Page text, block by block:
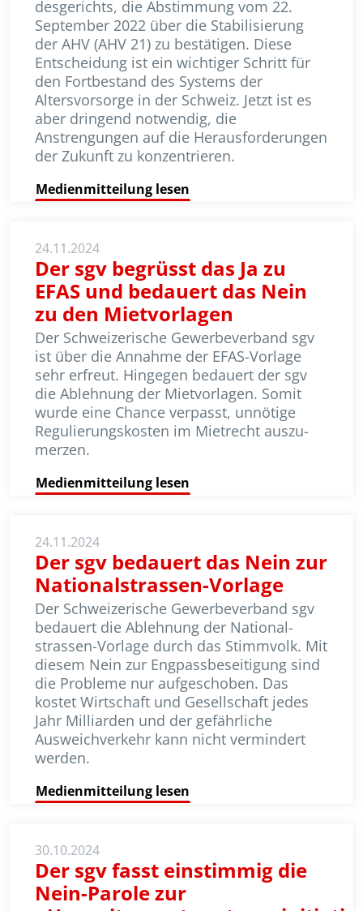
desgerichts, die Abstimmung vom 22.
September 2022 über die Stabi­li­sie­rung
der AHV (AHV 21) zu bestätigen. Diese
Entscheidung ist ein wichtiger Schritt für
den Fortbestand des Systems der
Altersvorsorge in der Schweiz. Jetzt ist es
aber dringend notwendig, die
Anstrengungen auf die Herausforderungen
der Zukunft zu konzentrieren.
Medienmitteilung lesen
24.11.2024
Der sgv begrüsst das Ja zu
EFAS und bedauert das Nein
zu den Mietvorlagen
Der Schweizerische Gewerbeverband sgv
ist über die Annahme der EFAS-Vorlage
sehr erfreut. Hingegen bedauert der sgv
die Ablehnung der Mietvorlagen. Somit
wurde eine Chance verpasst, unnötige
Regu­lie­rungskosten im Mietrecht aus­zu­
merzen.
Medienmitteilung lesen
24.11.2024
Der sgv bedauert das Nein zur
Nationalstrassen-Vorlage
Der Schweizerische Gewerbeverband sgv
bedauert die Ablehnung der Natio­nal­
strassen-Vorlage durch das Stimm­volk. Mit
diesem Nein zur Engpass­be­seitigung sind
die Probleme nur auf­ge­schoben. Das
kostet Wirtschaft und Gesellschaft jedes
Jahr Milliarden und der gefährliche
Ausweichverkehr kann nicht vermindert
werden.
Medienmitteilung lesen
30.10.2024
Der sgv fasst einstimmig die
Nein-Parole zur